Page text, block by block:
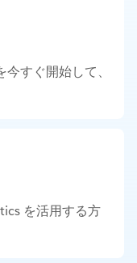
すぐ開始して、
を活用する方